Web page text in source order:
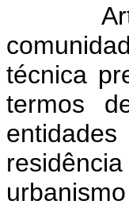
Art.
técnica
termos